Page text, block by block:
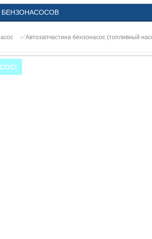
БЕНЗОНАСОСОВ
✅Автозапчастина бензонасос (топливный